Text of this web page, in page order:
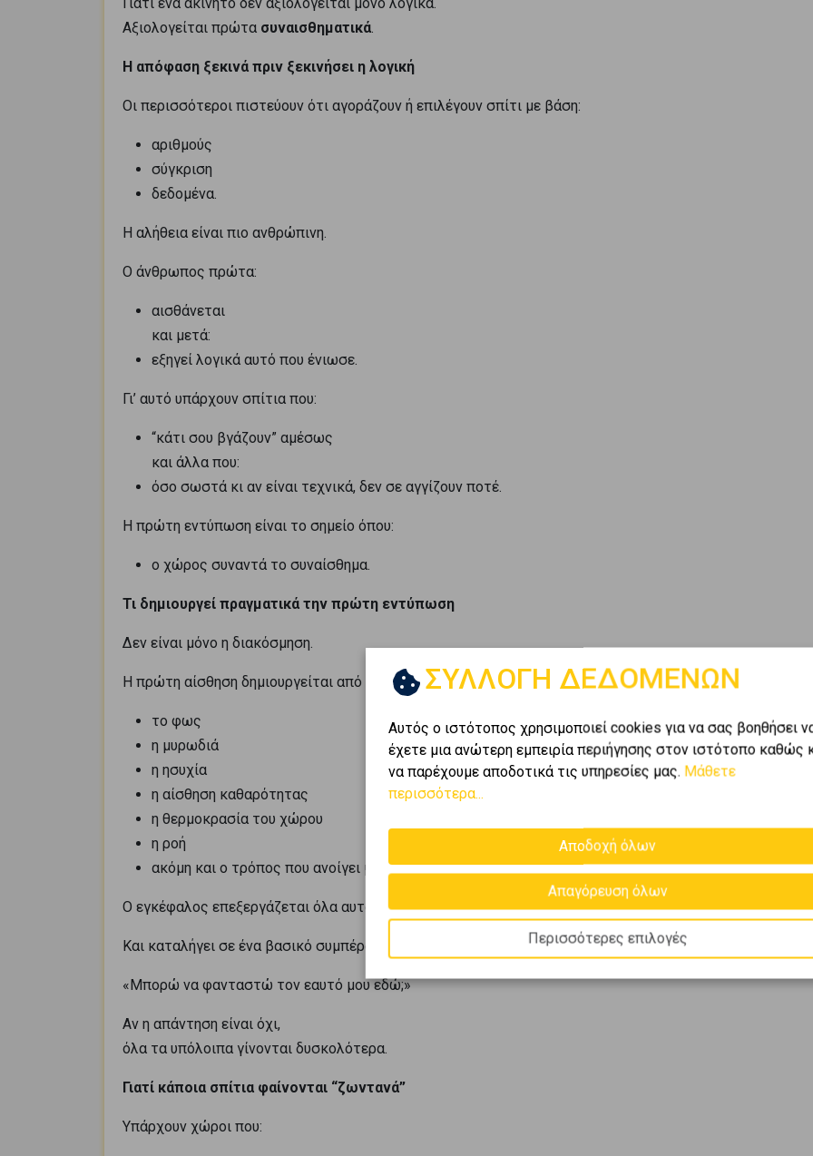
Αξιολογείται πρώτα συναισθηματικά.
Η απόφαση ξεκινά πριν ξεκινήσει η λογική
Οι περισσότεροι πιστεύουν ότι αγοράζουν ή επιλέγουν σπίτι με βάση:
αριθμούς
σύγκριση
δεδομένα.
Η αλήθεια είναι πιο ανθρώπινη.
Ο άνθρωπος πρώτα:
αισθάνεται
και μετά:
εξηγεί λογικά αυτό που ένιωσε.
Γι’ αυτό υπάρχουν σπίτια που:
“κάτι σου βγάζουν” αμέσως
και άλλα που:
όσο σωστά κι αν είναι τεχνικά, δεν σε αγγίζουν ποτέ.
Η πρώτη εντύπωση είναι το σημείο όπου:
ο χώρος συναντά το συναίσθημα.
Τι δημιουργεί πραγματικά την πρώτη εντύπωση
Δεν είναι μόνο η διακόσμηση.
Η πρώτη αίσθηση δημιουργείται από δεκάδες μικρούς παράγοντες:
το φως
η μυρωδιά
η ησυχία
η αίσθηση καθαρότητας
η θερμοκρασία του χώρου
η ροή
ακόμη και ο τρόπος που ανοίγει μια πόρτα.
Ο εγκέφαλος επεξεργάζεται όλα αυτά σχεδόν ακαριαία.
Και καταλήγει σε ένα βασικό συμπέρασμα:
«Μπορώ να φανταστώ τον εαυτό μου εδώ;»
Αν η απάντηση είναι όχι,
όλα τα υπόλοιπα γίνονται δυσκολότερα.
Γιατί κάποια σπίτια φαίνονται “ζωντανά”
Υπάρχουν χώροι που:
ΣΥΛΛΟΓΗ ΔΕΔΟΜΕΝΩΝ
Αυτός ο ιστότοπος χρησιμοποιεί cookies για να σας βοηθήσει
έχετε μια ανώτερη εμπειρία περιήγησης στον ιστότοπο καθώς
να παρέχουμε αποδοτικά τις υπηρεσίες μας. Μάθετε
περισσότερα...
Αποδοχή όλων
Απαγόρευση όλων
Περισσότερες επιλογές